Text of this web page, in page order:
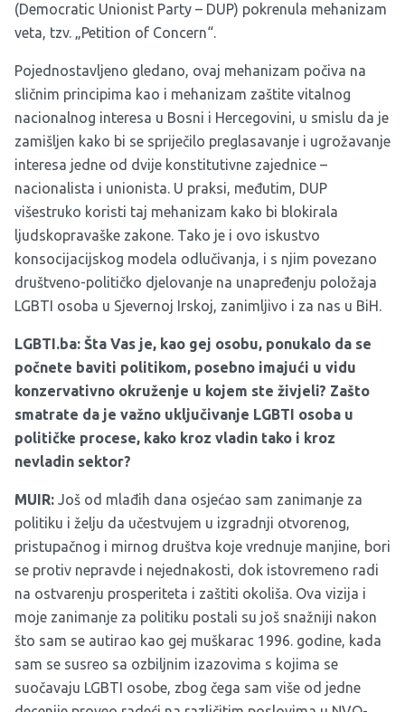
(Democratic Unionist Party – DUP) pokrenula mehanizam
veta, tzv. „Petition of Concern“.
Pojednostavljeno gledano, ovaj mehanizam počiva na
sličnim principima kao i mehanizam zaštite vitalnog
nacionalnog interesa u Bosni i Hercegovini, u smislu da je
zamišljen kako bi se spriječilo preglasavanje i ugrožavanje
interesa jedne od dvije konstitutivne zajednice –
nacionalista i unionista. U praksi, međutim, DUP
višestruko koristi taj mehanizam kako bi blokirala
ljudskopravaške zakone. Tako je i ovo iskustvo
konsocijacijskog modela odlučivanja, i s njim povezano
društveno-političko djelovanje na unapređenju položaja
LGBTI osoba u Sjevernoj Irskoj, zanimljivo i za nas u BiH.
LGBTI.ba: Šta Vas je, kao gej osobu, ponukalo da se
počnete baviti politikom, posebno imajući u vidu
konzervativno okruženje u kojem ste živjeli? Zašto
smatrate da je važno uključivanje LGBTI osoba u
političke procese, kako kroz vladin tako i kroz
nevladin sektor?
MUIR: Još od mlađih dana osjećao sam zanimanje za
politiku i želju da učestvujem u izgradnji otvorenog,
pristupačnog i mirnog društva koje vrednuje manjine, bori
se protiv nepravde i nejednakosti, dok istovremeno radi
na ostvarenju prosperiteta i zaštiti okoliša. Ova vizija i
moje zanimanje za politiku postali su još snažniji nakon
što sam se autirao kao gej muškarac 1996. godine, kada
sam se susreo sa ozbiljnim izazovima s kojima se
suočavaju LGBTI osobe, zbog čega sam više od jedne